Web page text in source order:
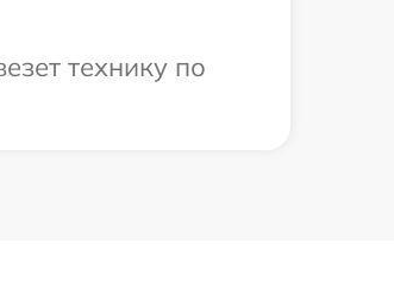
технику по